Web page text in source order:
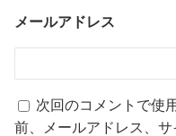
メールアドレス
次回のコメントで使
前、メールアドレス、サ